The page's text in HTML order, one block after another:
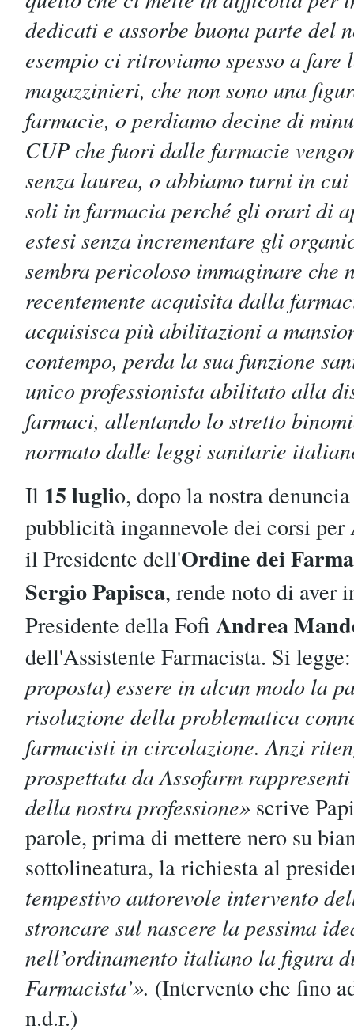
dedicati e assorbe buona parte del
esempio ci ritroviamo spesso a fare
magazzinieri, che non sono una
farmacie, o perdiamo decine di
CUP che fuori dalle farmacie
senza laurea, o abbiamo turni in
soli in farmacia perché gli orari di
estesi senza incrementare gli
sembra pericoloso immaginare
recentemente acquisita dalla
acquisisca più abilitazioni a
contempo, perda la sua funzione
unico professionista abilitato alla
farmaci, allentando lo stretto
normato dalle leggi sanitarie
Il 15 luglio, dopo la nostra
pubblicità ingannevole dei corsi per
il Presidente dell'Ordine dei
Sergio Papisca, rende noto di aver
Presidente della Fofi Andrea
dell'Assistente Farmacista. Si
proposta) essere in alcun modo la
risoluzione della problematica
farmacisti in circolazione. Anzi
prospettata da Assofarm
della nostra professione» scrive
parole, prima di mettere nero su
sottolineatura, la richiesta al
tempestivo autorevole intervento
stroncare sul nascere la pessima
nell’ordinamento italiano la figura
Farmacista’». (Intervento che fino
n.d.r.)